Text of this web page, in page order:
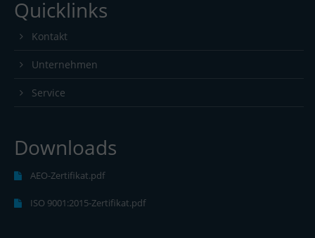
Quicklinks
Kontakt
Unternehmen
Service
Downloads
AEO-Zertifikat.pdf
ISO 9001:2015-Zertifikat.pdf